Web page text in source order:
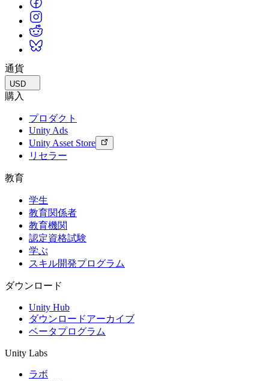
詳しく見る
発見され、モバイルユーザーを獲得する
ストアとD2C全体でIAPを管理
収益化
Unity で宣伝
Unity で収益化
活用事例
モバイルゲーム
Unity でモバイル向けヒット作を制作して成長させる
インディーゲーム
少人数のチームで大規模なゲームを開発する
XR ゲーム
XR ゲームを複数プラットフォーム向けにローンチする
マルチプレイヤーゲーム
マルチプレイヤーゲーム制作を簡素化
自動車
イノベーションと車内体験を促進する
すべての業界を見る
ベストプラクティスガイド
専門家のヒントとコツ
デモ
デモ、サンプル、ビルディングブロック
すべてのリソース
新機能
ブログ
更新情報、情報、技術的ヒント
お知らせ
ニュース、ストーリー、プレスセンター
学生向け
キャリアをスタートさせる
教育を大幅に強化
教育機関向けライセンス
認定教材
Unityのマスタリーを証明する
通貨
USD
購入
プロダクト
Unity Ads
Unity Asset Store
リセラー
教育
学生
教育関係者
教育機関
認定資格試験
学ぶ
スキル開発プログラム
ダウンロード
Unity Hub
ダウンロードアーカイブ
ベータプログラム
Unity Labs
ラボ